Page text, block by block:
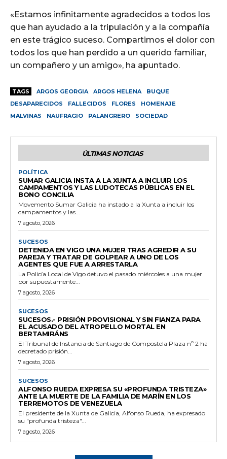
«Estamos infinitamente agradecidos a todos los
que han ayudado a la tripulación y a la compañía
en este trágico suceso. Compartimos el dolor con
todos los que han perdido a un querido familiar,
un compañero y un amigo», ha apuntado.
TAGS ARGOS GEORGIA ARGOS HELENA
BUQUE
DESAPARECIDOS
FALLECIDOS FLORES
HOMENAJE
MALVINAS
NAUFRAGIO PALANGRERO SOCIEDAD
ÚLTIMAS NOTICIAS
POLÍTICA
SUMAR GALICIA INSTA A LA XUNTA A INCLUIR LOS
CAMPAMENTOS Y LAS LUDOTECAS PÚBLICAS EN EL
BONO CONCILIA
Movemento Sumar Galicia ha instado a la Xunta a incluir los
campamentos y las...
7 agosto, 2026
SUCESOS
DETENIDA EN VIGO UNA MUJER TRAS AGREDIR A SU
PAREJA Y TRATAR DE GOLPEAR A UNO DE LOS
AGENTES QUE FUE A ARRESTARLA
La Policía Local de Vigo detuvo el pasado miércoles a una mujer
por supuestamente...
7 agosto, 2026
SUCESOS
SUCESOS.- PRISIÓN PROVISIONAL Y SIN FIANZA PARA
EL ACUSADO DEL ATROPELLO MORTAL EN
BERTAMIRÁNS
El Tribunal de Instancia de Santiago de Compostela Plaza nº 2 ha
decretado prisión...
7 agosto, 2026
SUCESOS
ALFONSO RUEDA EXPRESA SU «PROFUNDA TRISTEZA»
ANTE LA MUERTE DE LA FAMILIA DE MARÍN EN LOS
TERREMOTOS DE VENEZUELA
El presidente de la Xunta de Galicia, Alfonso Rueda, ha expresado
su "profunda tristeza"...
7 agosto, 2026